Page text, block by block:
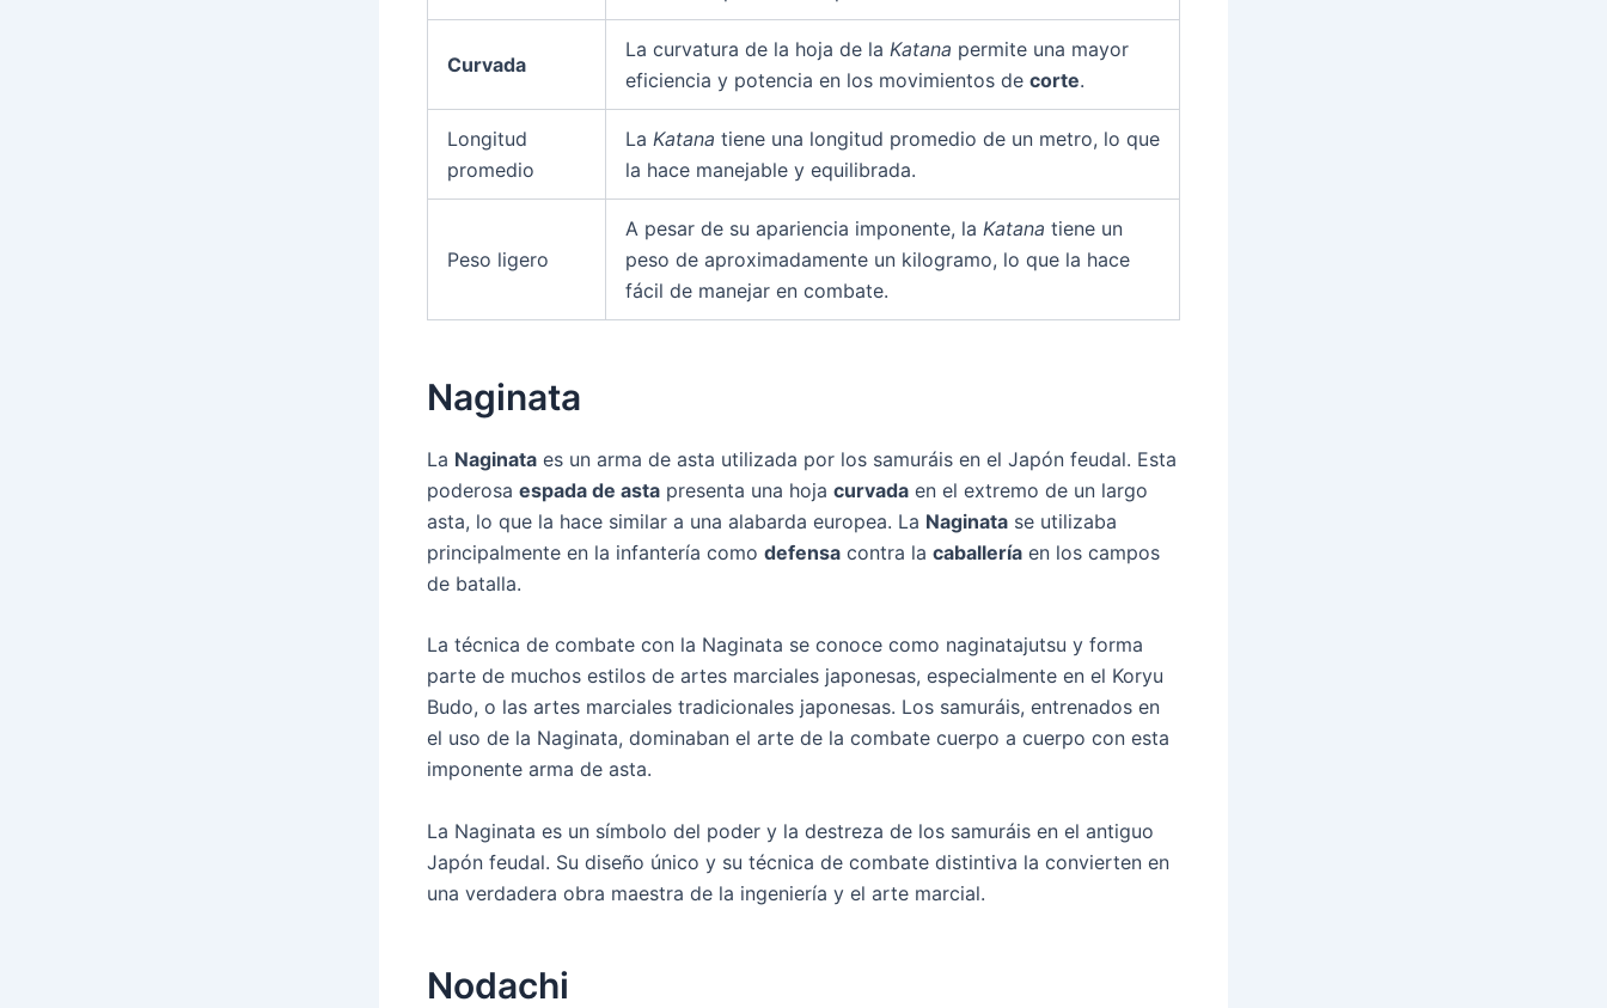
Curvada
La curvatura de la hoja de la Katana permite una mayor
eficiencia y potencia en los movimientos de corte.
Longitud
promedio
La Katana tiene una longitud promedio de un metro, lo que
la hace manejable y equilibrada.
Peso ligero
A pesar de su apariencia imponente, la Katana tiene un
peso de aproximadamente un kilogramo, lo que la hace
fácil de manejar en combate.
Naginata
La Naginata es un arma de asta utilizada por los samuráis en el Japón feudal. Esta
poderosa espada de asta presenta una hoja curvada en el extremo de un largo
asta, lo que la hace similar a una alabarda europea. La Naginata se utilizaba
principalmente en la infantería como defensa contra la caballería en los campos
de batalla.
La técnica de combate con la Naginata se conoce como naginatajutsu y forma
parte de muchos estilos de artes marciales japonesas, especialmente en el Koryu
Budo, o las artes marciales tradicionales japonesas. Los samuráis, entrenados en
el uso de la Naginata, dominaban el arte de la combate cuerpo a cuerpo con esta
imponente arma de asta.
La Naginata es un símbolo del poder y la destreza de los samuráis en el antiguo
Japón feudal. Su diseño único y su técnica de combate distintiva la convierten en
una verdadera obra maestra de la ingeniería y el arte marcial.
Nodachi